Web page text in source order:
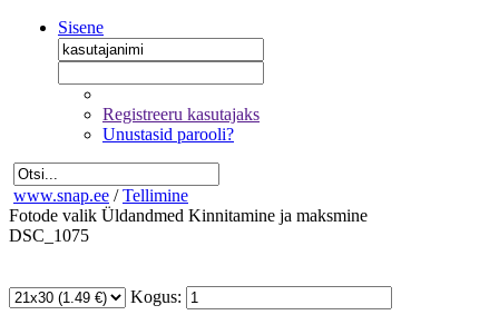
Sisene
Registreeru kasutajaks
Unustasid parooli?
www.snap.ee / Tellimine
Fotode valik Üldandmed Kinnitamine ja maksmine
DSC_1075
Kogus: